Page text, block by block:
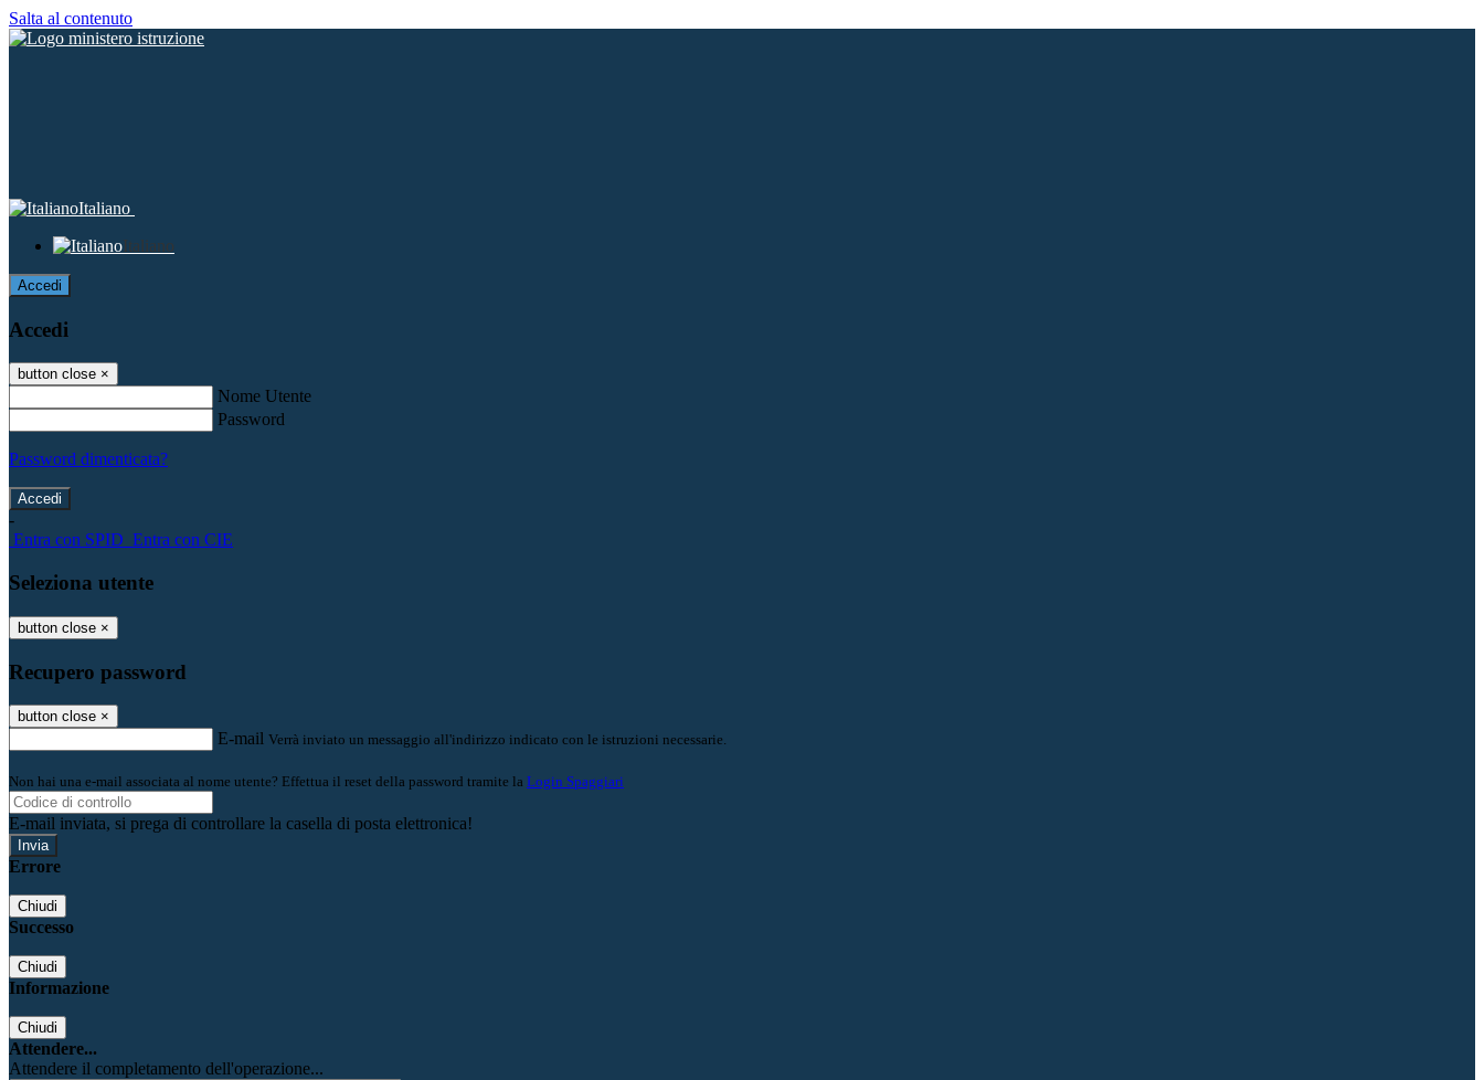
Salta al contenuto
Italiano
Italiano
Accedi
Accedi
button close ×
Nome Utente
Password
Password dimenticata?
-
Entra con SPID Entra con CIE
Seleziona utente
button close ×
Recupero password
button close ×
E-mail Verrà inviato un messaggio all'indirizzo indicato con le istruzioni necessarie.
Non hai una e-mail associata al nome utente? Effettua il reset della password tramite la Login Spaggiari
E-mail inviata, si prega di controllare la casella di posta elettronica!
Errore
Chiudi
Successo
Chiudi
Informazione
Chiudi
Attendere...
Attendere il completamento dell'operazione...